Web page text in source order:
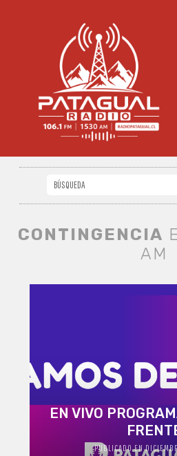
CONTINGENCIA
AM
EN VIVO
PUBLICADO EN